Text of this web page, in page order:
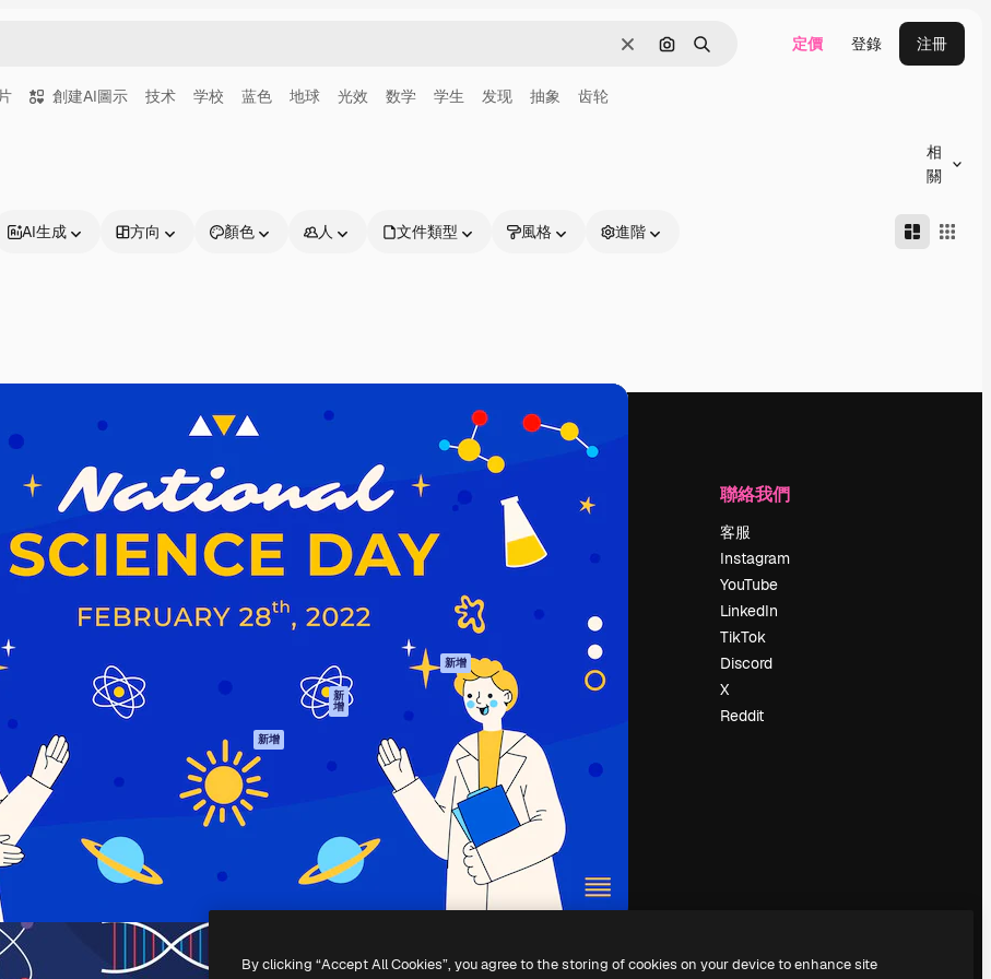
清除 通過圖像搜索
搜尋 定價 登錄 注冊
創建AI圖示 技术 学校 蓝色 地球 光效 数学 学生 发现 抽象 齿轮
相
關
AI生成 方向 顏色 人 文件類型 風格 進階
佳作品的創意平台。擁有超過
涵蓋創意人士、企業、代理商
)
產品
Spaces
AI助手
AI圖像生成器
AI視頻生成器
AI語音生成器
MCP用於
Claude/ChatGPT
新
增
AI助手 新增
API
流動應用程式
所有Magnific工具
開始使用
Academy
文件
客服
隱私政策
原創作品 新增
Cookie 政策
信任中心
聯盟夥伴
企業
關於我們
工作機會
搜索趨勢
聚會活動
新聞室
正在尋找
magnific.ai
聯絡我們
客服
Instagram
YouTube
LinkedIn
TikTok
Discord
X
Reddit
Freepik Company S.L.U. 版權所有
By clicking “Accept All Cookies”, you agree to the storing of cookies on your device to enhance site